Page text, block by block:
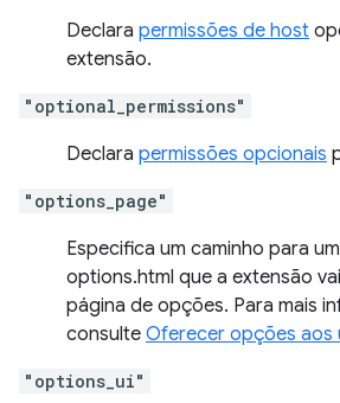
Declara permissões de host
extensão.
"optional_permissions"
Declara permissões opcionais
"options_page"
Especifica um caminho para
options.html que a extensão
página de opções. Para mais
consulte Oferecer opções aos
"options_ui"